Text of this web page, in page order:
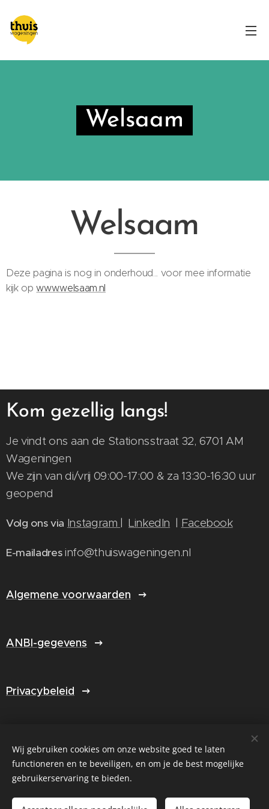
Welsaam
Welsaam
Deze pagina is nog in onderhoud... voor mee informatie
kijk opwww.welsaam.nl
Kom gezellig langs!
Je vindt ons aan de Stationsstraat 32, 6701 AM
Wageningen
We zijn van di/vrij 09:00-17:00 & za 13:30-16:30 uur
geopend
Volg ons via Instagram |LinkedIn | Facebook
E-mailadresinfo@thuiswageningen.nl
Algemene voorwaarden
ANBI-gegevens
Privacybeleid
Select Language
Wij gebruiken cookies om onze website goed te laten
functioneren en te beveiligen, en om je de best mogelijke
gebruikerservaring te bieden.